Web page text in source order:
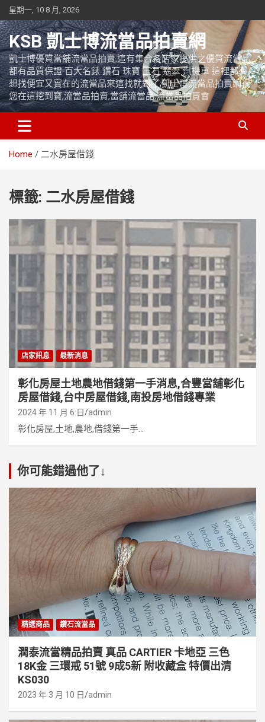
Skip
to
content
星期一, 10 8 月, 2026
KSB 凱士博流當品拍賣網
凱士博優質當舖流當品拍賣,這有集合各店家提供之優質流當品,
都有品質保證 百大名錶 鑽石 珠寶 玉石 翡翠 汽機車 這裡都有
想找便宜又實在的流當品來這找就對了,凱士博流當品拍賣網祝
您在這挖到寶,流當品拍賣,當舖流當品,流當品拍賣會
Home 二水房屋借錢
標籤: 二水房屋借錢
店家訊息 最新消息
彰化房屋土地農地借錢第一手消息,合豐當舖彰化
房屋借錢,台中房屋借錢,南投房地借錢專業
2024 年 11 月 6 日 admin
彰化房屋,土地,農地,借錢第一手...
你可能錯過他了↓
精選商品 鑽石流當品
潤泰流當精品拍賣 真品 CARTIER 卡地亞 三色
18K金 三環戒 51號 9成5新 附收藏盒 特價出清
KS030
2023 年 3 月 10 日 admin